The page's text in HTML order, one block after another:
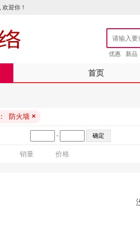
迎你！
优惠 新品
首页
防火墙 ×
-
销量 价格